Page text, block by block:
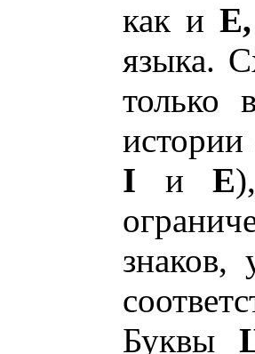
как и
языка.
только
истории
I иЕ
знаков,
Буквы